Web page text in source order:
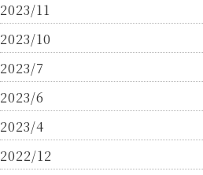
2023/11
2023/10
2023/7
2023/6
2023/4
2022/12